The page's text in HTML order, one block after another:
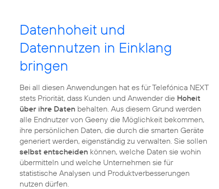
Datenhoheit und
Datennutzen in Einklang
bringen
Bei all diesen Anwendungen hat es für Telefónica NEXT
stets Priorität, dass Kunden und Anwender die Hoheit
über ihre Daten behalten. Aus diesem Grund werden
alle Endnutzer von Geeny die Möglichkeit bekommen,
ihre persönlichen Daten, die durch die smarten Geräte
generiert werden, eigenständig zu verwalten. Sie sollen
selbst entscheiden können, welche Daten sie wohin
übermitteln und welche Unternehmen sie für
statistische Analysen und Produktverbesserungen
nutzen dürfen.